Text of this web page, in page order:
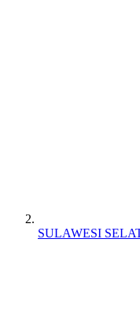
SULAWESI